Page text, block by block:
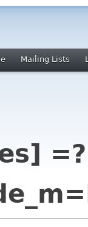
Mailing Lists